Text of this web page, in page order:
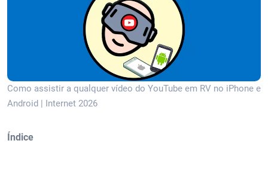
Como assistir a qualquer vídeo do YouTube em RV no iPhone e
Android | Internet 2026
Índice